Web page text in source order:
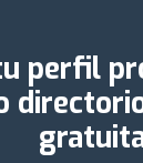
perfil